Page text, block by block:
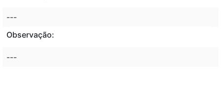
---
Observação:
---